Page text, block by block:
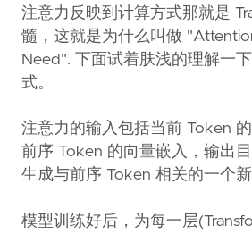
注意力反映到计算方式那就是
髓，这就是为什么叫做
Need". 下面试着肤浅的理解一
式。
注意力的输入包括当前 Token
前序 Token 的向量嵌入，输出
生成与前序 Token 相关的一个新
模型训练好后，为每一层